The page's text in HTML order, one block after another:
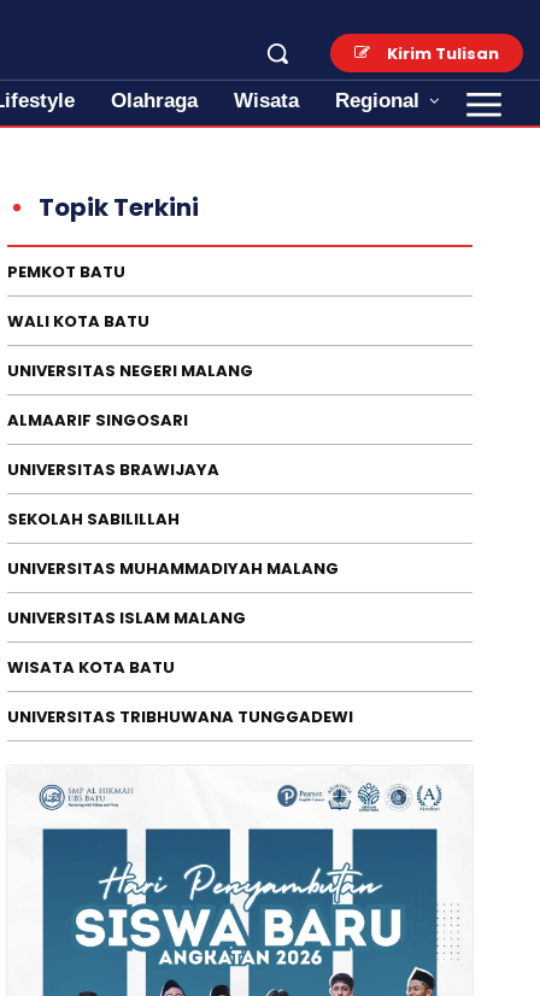
Kirim Tulisan
Olahraga Wisata Regional
Subuh Mahasiswa
08/2026
Topik Terkini
PEMKOT BATU
WALI KOTA BATU
UNIVERSITAS NEGERI MALANG
ALMAARIF SINGOSARI
UNIVERSITAS BRAWIJAYA
SEKOLAH SABILILLAH
UNIVERSITAS MUHAMMADIYAH MALANG
UNIVERSITAS ISLAM MALANG
WISATA KOTA BATU
UNIVERSITAS TRIBHUWANA TUNGGADEWI